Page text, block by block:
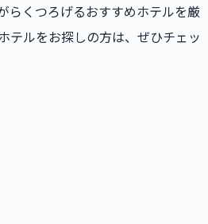
らくつろげるおすすめホテルを厳
テルをお探しの方は、ぜひチェッ